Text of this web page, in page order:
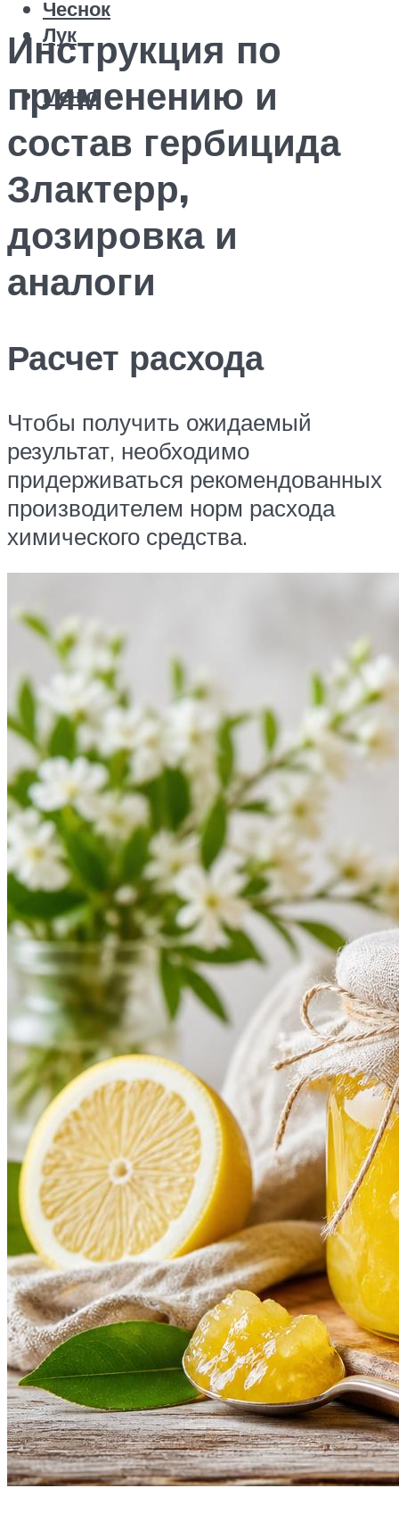
Чеснок
Лук
Меню
Инструкция по
применению и
состав гербицида
Злактерр,
дозировка и
аналоги
Расчет расхода
Чтобы получить ожидаемый
результат, необходимо
придерживаться рекомендованных
производителем норм расхода
химического средства.